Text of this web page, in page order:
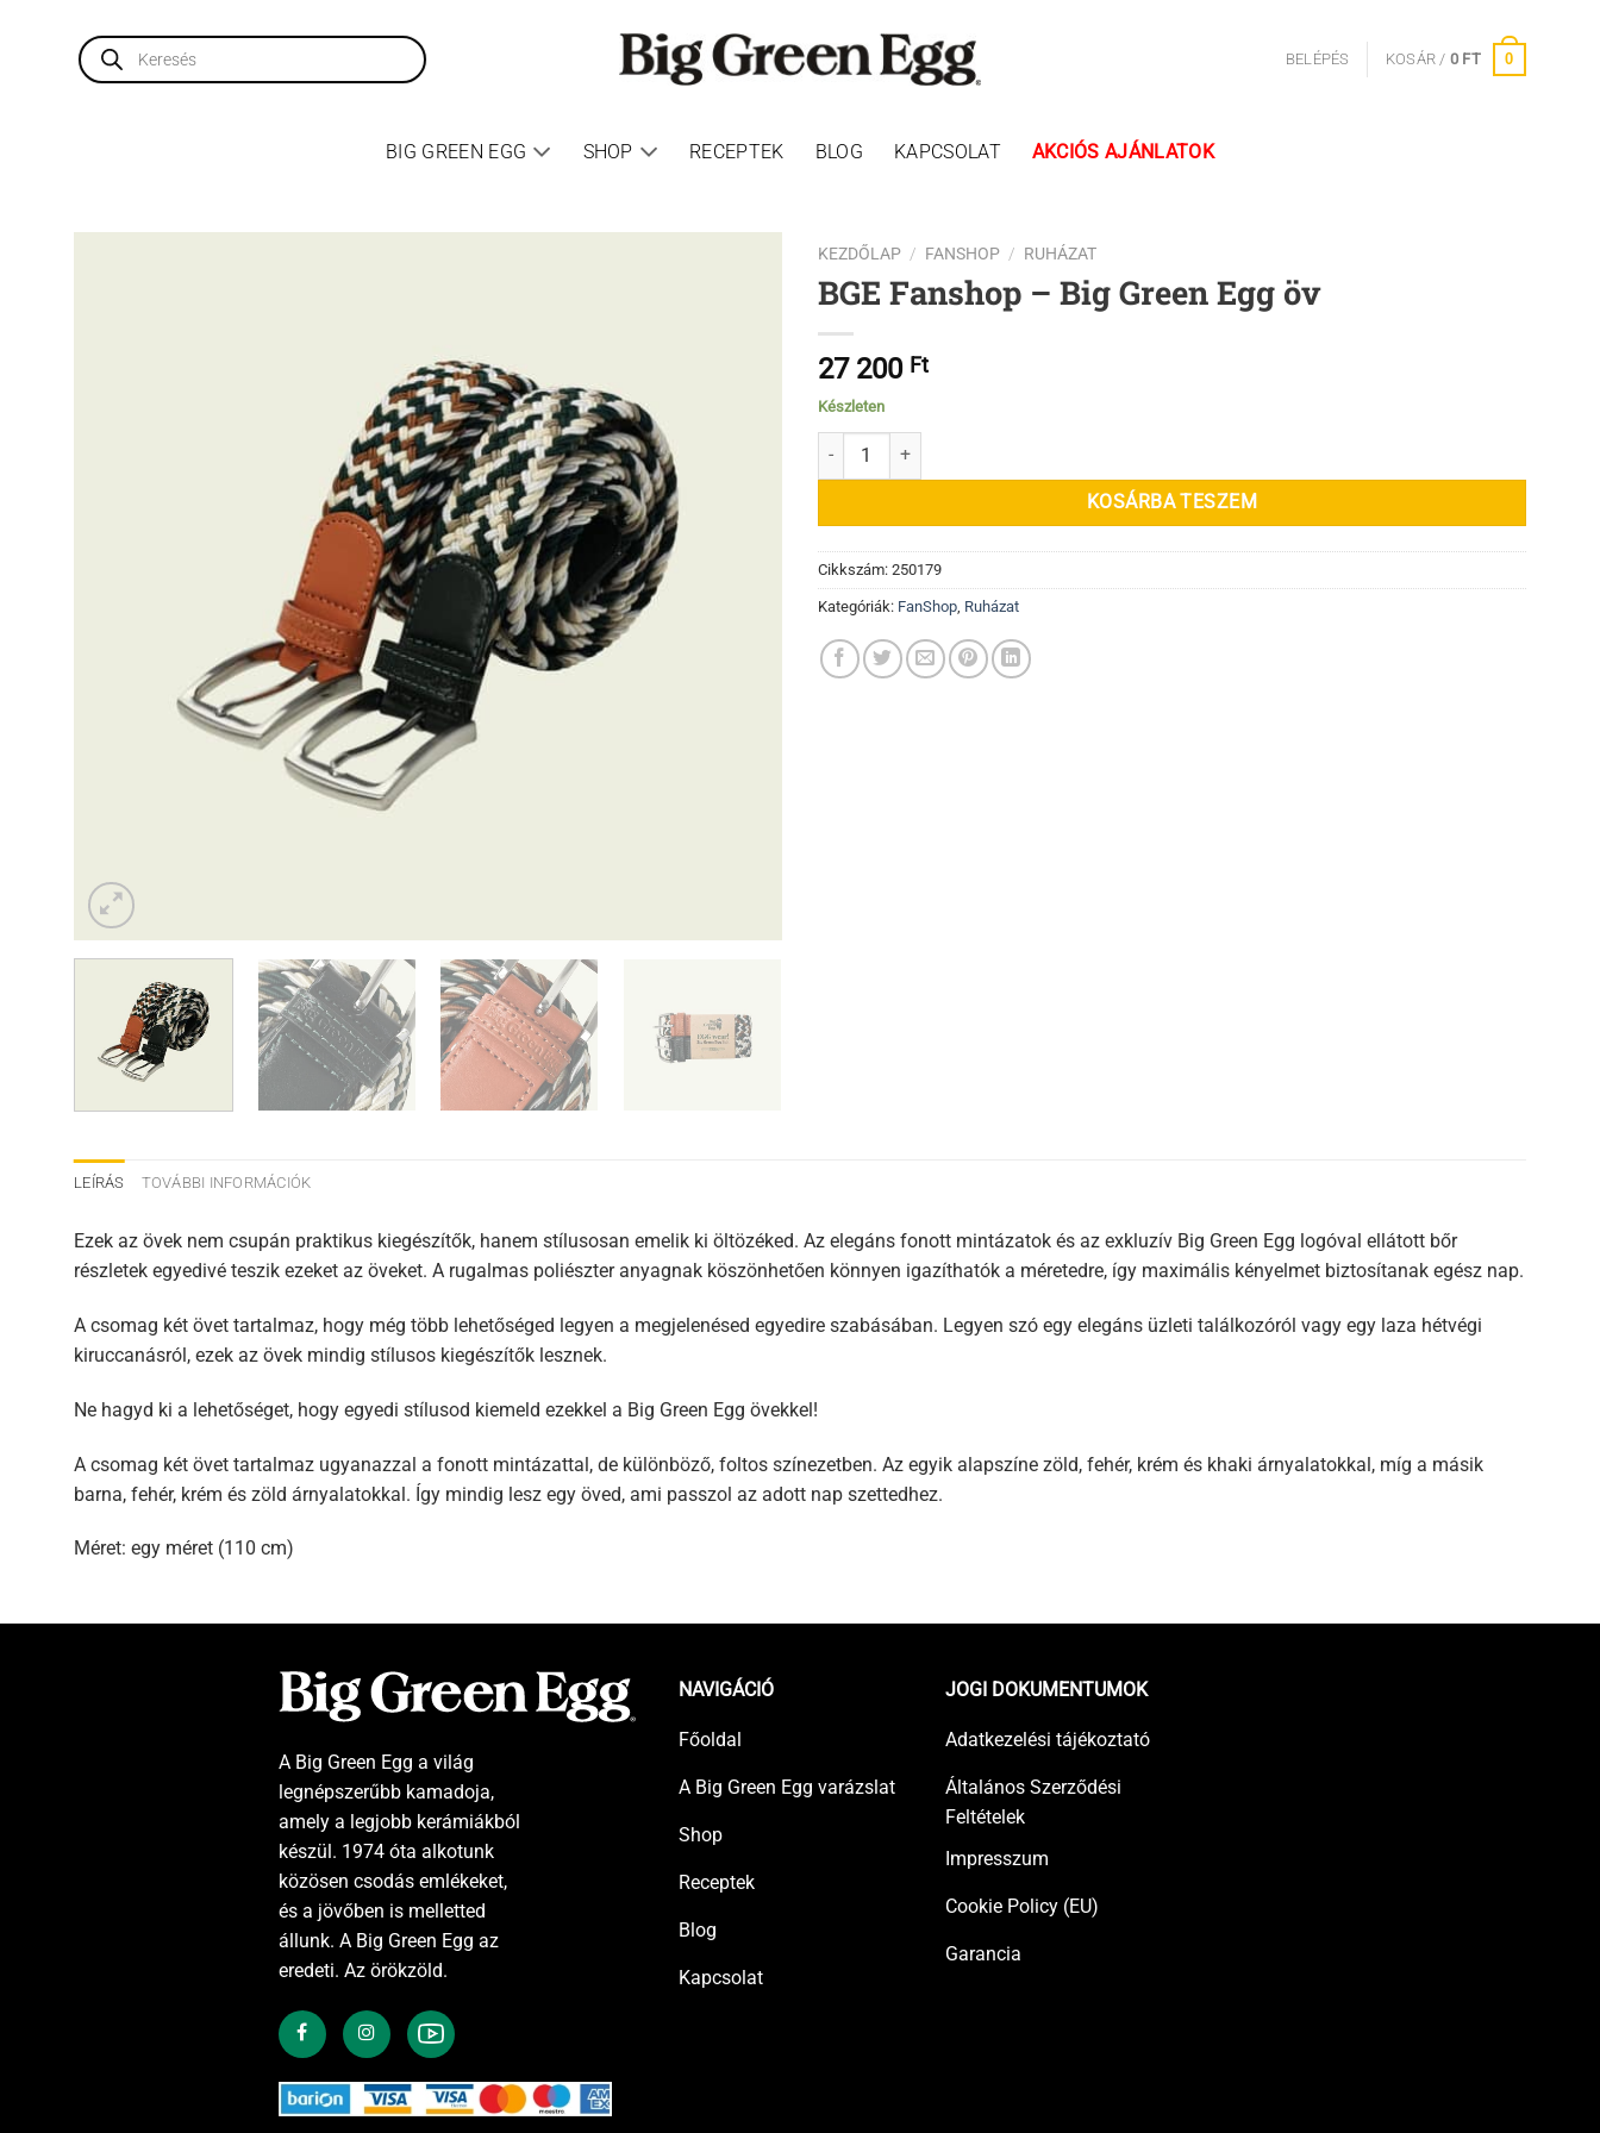
Products
search
BELÉPÉS KOSÁR / 0 FT 0
BIG GREEN EGG SHOP RECEPTEK BLOG KAPCSOLAT AKCIÓS AJÁNLATOK
KEZDŐLAP / FANSHOP / RUHÁZAT
BGE Fanshop – Big Green Egg öv
27 200 Ft
Készleten
BGE Fanshop - Big Green Egg öv mennyiség
KOSÁRBA TESZEM
Cikkszám: 250179
Kategóriák: FanShop Ruházat
LEÍRÁS TOVÁBBI INFORMÁCIÓK
Ezek az övek nem csupán praktikus kiegészítők, hanem stílusosan emelik ki öltözéked. Az elegáns fonott mintázatok és az exkluzív Big Green Egg logóval ellátott bőr
részletek egyedivé teszik ezeket az öveket. A rugalmas poliészter anyagnak köszönhetően könnyen igazíthatók a méretedre, így maximális kényelmet biztosítanak egész nap.
A csomag két övet tartalmaz, hogy még több lehetőséged legyen a megjelenésed egyedire szabásában. Legyen szó egy elegáns üzleti találkozóról vagy egy laza hétvégi
kiruccanásról, ezek az övek mindig stílusos kiegészítők lesznek.
Ne hagyd ki a lehetőséget, hogy egyedi stílusod kiemeld ezekkel a Big Green Egg övekkel!
A csomag két övet tartalmaz ugyanazzal a fonott mintázattal, de különböző, foltos színezetben. Az egyik alapszíne zöld, fehér, krém és khaki árnyalatokkal, míg a másik
barna, fehér, krém és zöld árnyalatokkal. Így mindig lesz egy öved, ami passzol az adott nap szettedhez.
Méret: egy méret (110 cm)
A Big Green Egg a világ
legnépszerűbb kamadoja,
amely a legjobb kerámiákból
készül. 1974 óta alkotunk
közösen csodás emlékeket,
és a jövőben is melletted
állunk. A Big Green Egg az
eredeti. Az örökzöld.
NAVIGÁCIÓ
Főoldal
A Big Green Egg varázslat
Shop
Receptek
Blog
Kapcsolat
JOGI DOKUMENTUMOK
Adatkezelési tájékoztató
Általános Szerződési
Feltételek
Impresszum
Cookie Policy (EU)
Garancia